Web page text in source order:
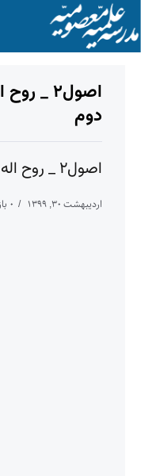
اصول۲
دوم
اصول۲ _ روح اله رجبی _ جلسه پنجاه و دوم
اردیبهشت ۳۰, ۱۳۹۹ ۰ بازدیدها